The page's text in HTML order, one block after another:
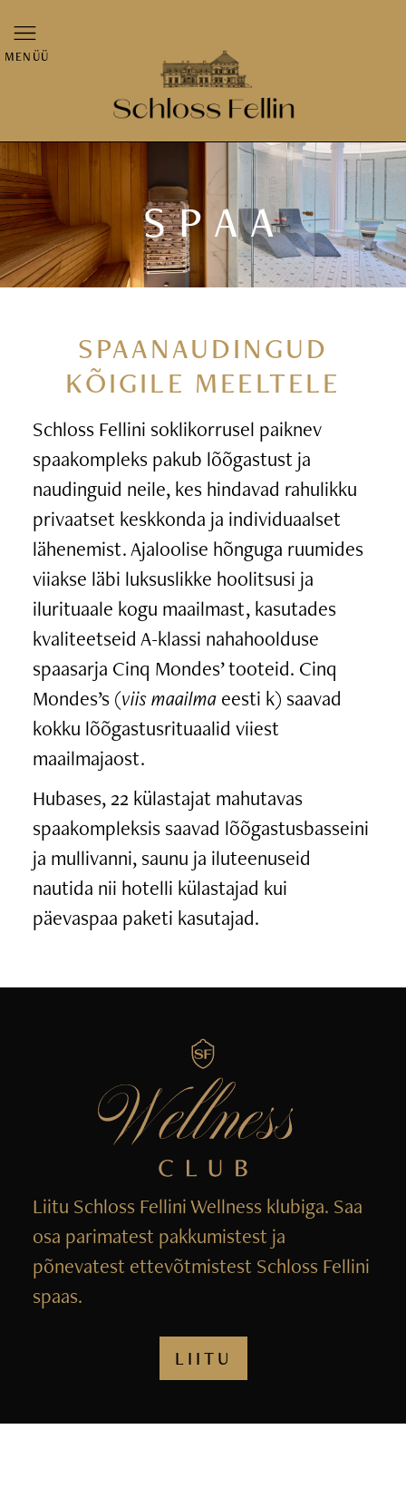
MENÜÜ
SPAA
SPAANAUDINGUD
KÕIGILE MEELTELE
Schloss Fellini soklikorrusel paiknev
spaakompleks pakub lõõgastust ja
naudinguid neile, kes hindavad rahulikku
privaatset keskkonda ja individuaalset
lähenemist. Ajaloolise hõnguga ruumides
viiakse läbi luksuslikke hoolitsusi ja
ilurituaale kogu maailmast, kasutades
kvaliteetseid A-klassi nahahoolduse
spaasarja Cinq Mondes’ tooteid. Cinq
Mondes’s (viis maailma eesti k) saavad
kokku lõõgastusrituaalid viiest
maailmajaost.
Hubases, 22 külastajat mahutavas
spaakompleksis saavad lõõgastusbasseini
ja mullivanni, saunu ja iluteenuseid
nautida nii hotelli külastajad kui
päevaspaa paketi kasutajad.
Liitu Schloss Fellini Wellness klubiga. Saa
osa parimatest pakkumistest ja
põnevatest ettevõtmistest Schloss Fellini
spaas.
LIITU